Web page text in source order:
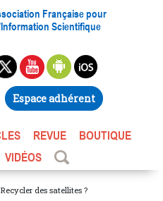
Française pour
Scientifique
Espace adhérent
REVUE
BOUTIQUE
VIDÉOS
des satellites ?